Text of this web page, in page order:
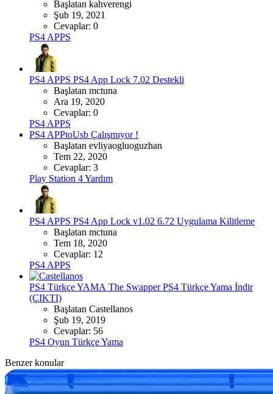
Başlatan kahverengi
Şub 19, 2021
Cevaplar: 0
PS4 APPS
PS4 APPS PS4 App Lock 7.02 Destekli
Başlatan mctuna
Ara 19, 2020
Cevaplar: 0
PS4 APPS
PS4 APPtoUsb Çalışmıyor !
Başlatan evliyaogluoguzhan
Tem 22, 2020
Cevaplar: 3
Play Station 4 Yardım
PS4 APPS PS4 App Lock v1.02 6.72 Uygulama Kilitleme
Başlatan mctuna
Tem 18, 2020
Cevaplar: 12
PS4 APPS
PS4 Türkçe YAMA The Swapper PS4 Türkçe Yama İndir
(ÇIKTI)
Başlatan Castellanos
Şub 19, 2019
Cevaplar: 56
PS4 Oyun Türkçe Yama
Benzer konular